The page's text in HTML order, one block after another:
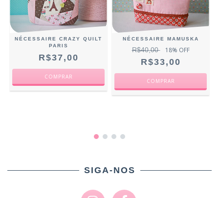
NÉCESSAIRE CRAZY QUILT
PARIS
R$37,00
NÉCESSAIRE MAMUSKA
R$40,00 18% OFF
R$33,00
SIGA-NOS